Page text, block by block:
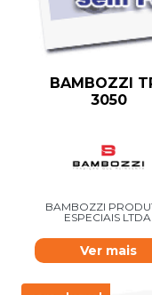
BAMBOZZI
3050
BAMBOZZI
ESPECIAIS LTDA
Ver mais